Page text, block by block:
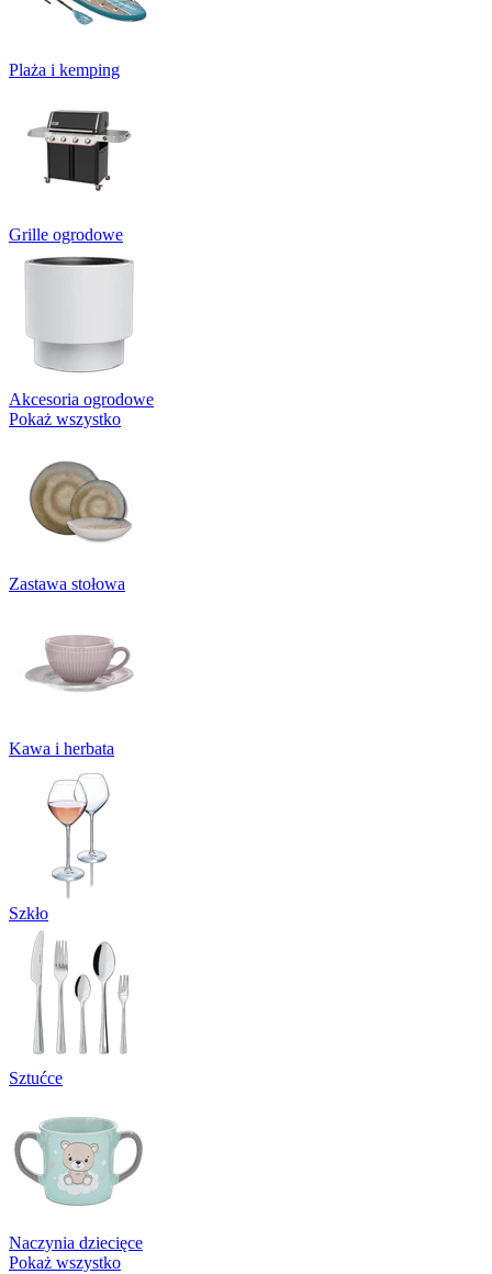
Plaża i kemping
Grille ogrodowe
Akcesoria ogrodowe
Pokaż wszystko
Zastawa stołowa
Kawa i herbata
Szkło
Sztućce
Naczynia dziecięce
Pokaż wszystko